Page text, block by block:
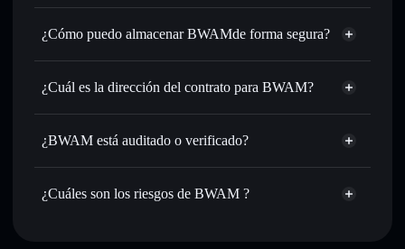
tu precio objetivo para BWAM
Utilizar DCA: promedio de coste en dólares en BWAM a lo
: transferir BWAM sin vincular
públicamente las carteras usando el agregador de privacidad
precio, volumen, capitalización de mercado y liquidez de
BWAM
agregador de privacidad
Solflare
¿Cómo puedo almacenar BWAMde forma segura?
BWAM
agregador de privacidad
¿Cuál es la dirección del contrato para BWAM?
BWAM
¿BWAM está auditado o verificado?
BWAM no está verificado actualmente
¿Cuáles son los riesgos de BWAM ?